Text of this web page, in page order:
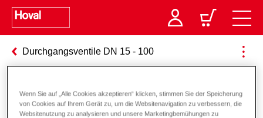
Durchgangsventile DN 15 - 100
Verantwortung für Energie und
Wenn Sie auf „Alle Cookies akzeptieren“ klicken, stimmen Sie der Speicherung
von Cookies auf Ihrem Gerät zu, um die Websitenavigation zu verbessern, die
Websitenutzung zu analysieren und unsere Marketingbemühungen zu